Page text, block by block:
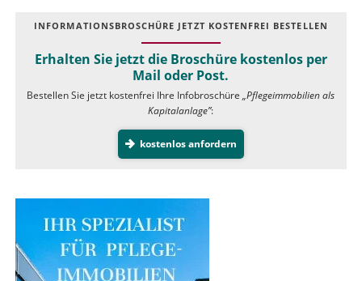
INFOR­MATIONS­BROSCHÜRE JETZT KOSTEN­FREI BESTELLEN
Erhalten Sie jetzt die Broschüre kostenlos per
Mail oder Post.
Bestellen Sie jetzt kostenfrei Ihre Infobroschüre„Pflegeimmobilien als
Kapitalanlage”:
kostenlos anfordern